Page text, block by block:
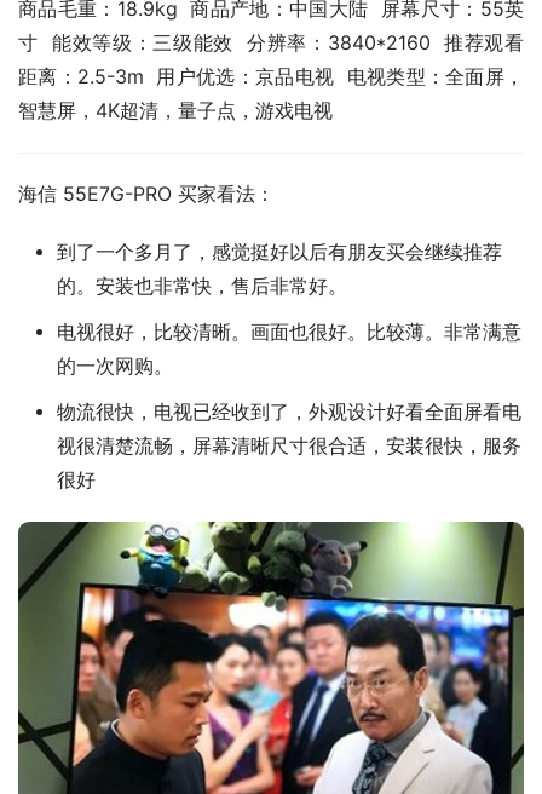
商品毛重：18.9kg  商品产地：中国大陆  屏幕尺寸：55英
寸  能效等级：三级能效  分辨率：3840*2160  推荐观看
距离：2.5-3m  用户优选：京品电视  电视类型：全面屏，
智慧屏，4K超清，量子点，游戏电视
海信 55E7G-PRO 买家看法：
到了一个多月了，感觉挺好以后有朋友买会继续推荐
的。安装也非常快，售后非常好。
电视很好，比较清晰。画面也很好。比较薄。非常满意
的一次网购。
物流很快，电视已经收到了，外观设计好看全面屏看电
视很清楚流畅，屏幕清晰尺寸很合适，安装很快，服务
很好